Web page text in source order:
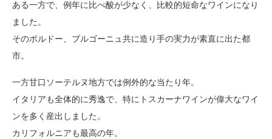
ある一方で、例年に比べ酸が少なく、比較的短命なワインになり
ました。
そのボルドー、ブルゴーニュ共に造り手の実力が素直に出た都
市。
一方甘口ソーテルヌ地方では例外的な当たり年。
イタリアも全体的に秀逸で、特にトスカーナワインが偉大なワイ
ンを多く産出しました。
カリフォルニアも最高の年。